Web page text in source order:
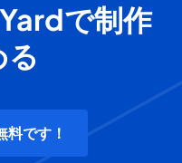
で制作
る
です！